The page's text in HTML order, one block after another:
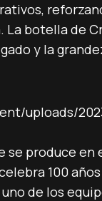
botella de
y la
se produce en
100
de los